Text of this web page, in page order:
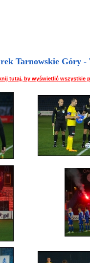
Tarnowskie Góry -
tutaj, by wyświetlić wszystkie